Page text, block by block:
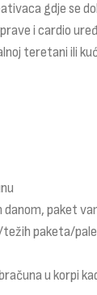
gdje se
i cardio
teretani ili
paket
težih paketa/
u korpi